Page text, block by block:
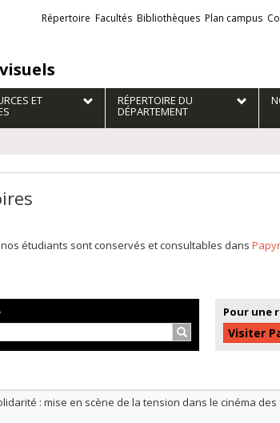
Liens
externes
Répertoire Facultés Bibliothèques Plan campus
ET RÉPERTOIRE DU
DÉPARTEMENT
étudiants sont conservés et consultables dans
Rechercher…
Pour une
Visiter
croissant
: mise en scène de la tension dans le cinéma